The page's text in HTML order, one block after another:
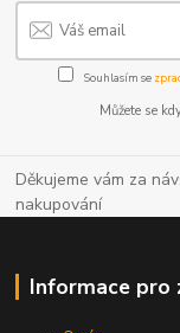
Souhlasím se
Můžete se
Děkujeme vám za
nakupování
Informace pro